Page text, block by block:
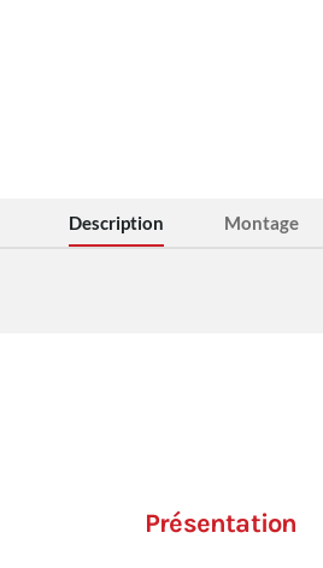
Description Montage
Présentation